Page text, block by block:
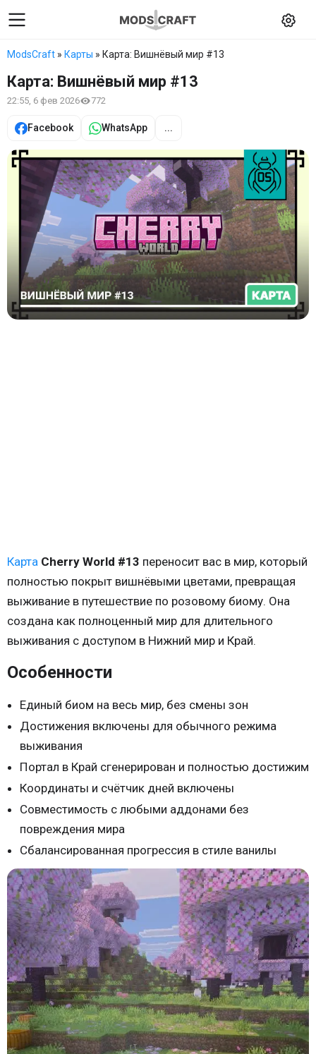
ModsCraft » Карты » Карта: Вишнёвый мир #13
Карта: Вишнёвый мир #13
22:55, 6 фев 2026 772
Facebook WhatsApp ...
Карта Cherry World #13 переносит вас в мир, который
полностью покрыт вишнёвыми цветами, превращая
выживание в путешествие по розовому биому. Она
создана как полноценный мир для длительного
выживания с доступом в Нижний мир и Край.
Особенности
Единый биом на весь мир, без смены зон
Достижения включены для обычного режима
выживания
Портал в Край сгенерирован и полностью достижим
Координаты и счётчик дней включены
Совместимость с любыми аддонами без
повреждения мира
Сбалансированная прогрессия в стиле ванилы